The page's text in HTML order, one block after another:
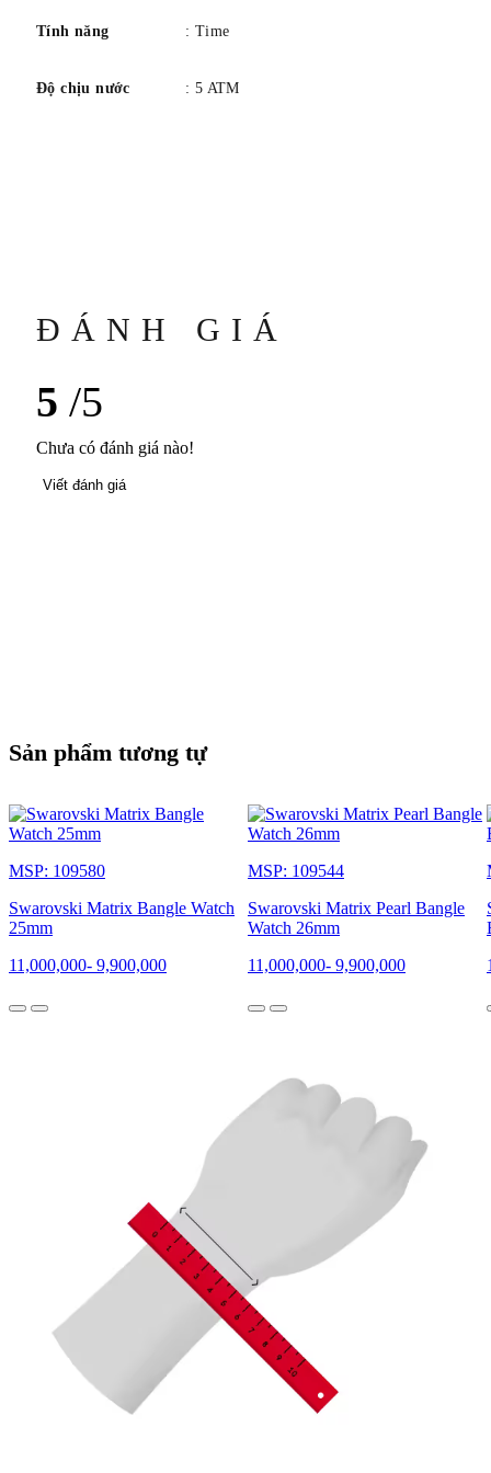
Tính năng : Time
Độ chịu nước : 5 ATM
ĐÁNH GIÁ
5 /5
Chưa có đánh giá nào!
Viết đánh giá
Sản phẩm tương tự
MSP: 109580
Swarovski Matrix Bangle Watch
25mm
11,000,000- 9,900,000
MSP: 109544
Swarovski Matrix Pearl Bangle
Watch 26mm
11,000,000- 9,900,000